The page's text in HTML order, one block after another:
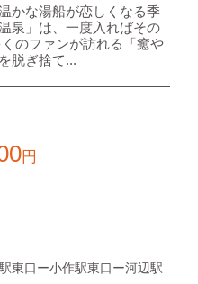
かな湯船が恋しくなる季
泉」は、一度入ればその
のファンが訪れる「癒や
脱ぎ捨て...
円
東口ー小作駅東口ー河辺駅